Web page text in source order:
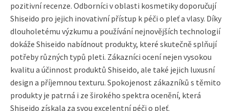
pozitivní recenze. Odborníci v oblasti kosmetiky doporučují
Shiseido pro jejich inovativní přístup k péči o pleť a vlasy. Díky
dlouholetému výzkumu a používání nejnovějších technologií
dokáže Shiseido nabídnout produkty, které skutečně splňují
potřeby různých typů pleti. Zákazníci ocení nejen vysokou
kvalitu a účinnost produktů Shiseido, ale také jejich luxusní
design a příjemnou texturu. Spokojenost zákazníků s těmito
produkty je patrná i ze širokého spektra ocenění, která
Shiseido získala za svou excelentní péči o pleť.